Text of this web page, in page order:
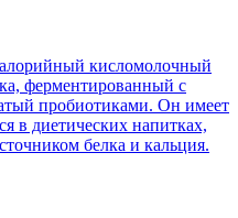
кисломолочный
ферментированный с
пробиотиками. Он имеет
в диетических напитках,
белка и кальция.